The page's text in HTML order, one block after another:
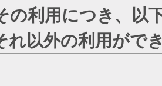
の利用につき、以
れ以外の利用がで